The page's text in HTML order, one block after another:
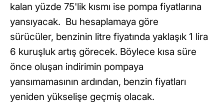
kalan yüzde 75'lik kısmı ise pompa fiyatlarına
yansıyacak. Bu hesaplamaya göre
sürücüler, benzinin litre fiyatında yaklaşık 1 lira
6 kuruşluk artış görecek. Böylece kısa süre
önce oluşan indirimin pompaya
yansımamasının ardından, benzin fiyatları
yeniden yükselişe geçmiş olacak.